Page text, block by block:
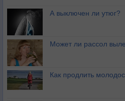
А выключен ли утюг?
Может ли рассол
Как продлить